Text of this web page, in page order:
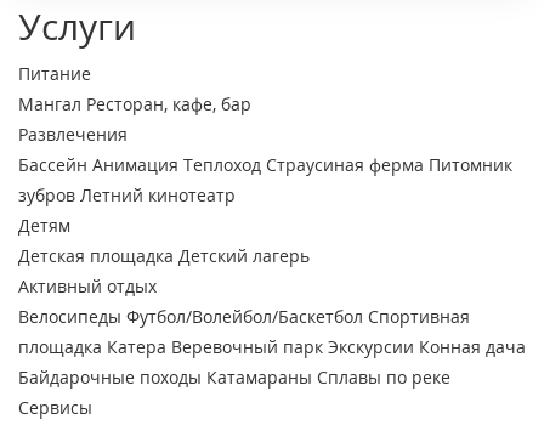
Услуги
Питание
Мангал Ресторан, кафе, бар
Развлечения
Бассейн Анимация Теплоход Страусиная ферма Питомник
зубров Летний кинотеатр
Детям
Детская площадка Детский лагерь
Активный отдых
Велосипеды Футбол/Волейбол/Баскетбол Спортивная
площадка Катера Веревочный парк Экскурсии Конная дача
Байдарочные походы Катамараны Сплавы по реке
Сервисы